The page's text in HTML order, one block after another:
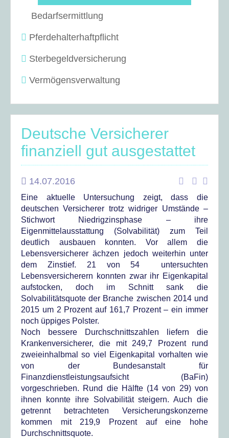
Bedarfsermittlung
Pferdehalterhaftpflicht
Sterbegeldversicherung
Vermögensverwaltung
Deutsche Versicherer
finanziell gut ausgestattet
14.07.2016
Eine aktuelle Untersuchung zeigt, dass die
deutschen Versicherer trotz widriger Umstände –
Stichwort Niedrigzinsphase – ihre
Eigenmittelausstattung (Solvabilität) zum Teil
deutlich ausbauen konnten. Vor allem die
Lebensversicherer ächzen jedoch weiterhin unter
dem Zinstief. 21 von 54 untersuchten
Lebensversicherern konnten zwar ihr Eigenkapital
aufstocken, doch im Schnitt sank die
Solvabilitätsquote der Branche zwischen 2014 und
2015 um 2 Prozent auf 161,7 Prozent – ein immer
noch üppiges Polster.
Noch bessere Durchschnittszahlen liefern die
Krankenversicherer, die mit 249,7 Prozent rund
zweieinhalbmal so viel Eigenkapital vorhalten wie
von der Bundesanstalt für
Finanzdienstleistungsaufsicht (BaFin)
vorgeschrieben. Rund die Hälfte (14 von 29) von
ihnen konnte ihre Solvabilität steigern. Auch die
getrennt betrachteten Versicherungskonzerne
kommen mit 219,9 Prozent auf eine hohe
Durchschnittsquote.